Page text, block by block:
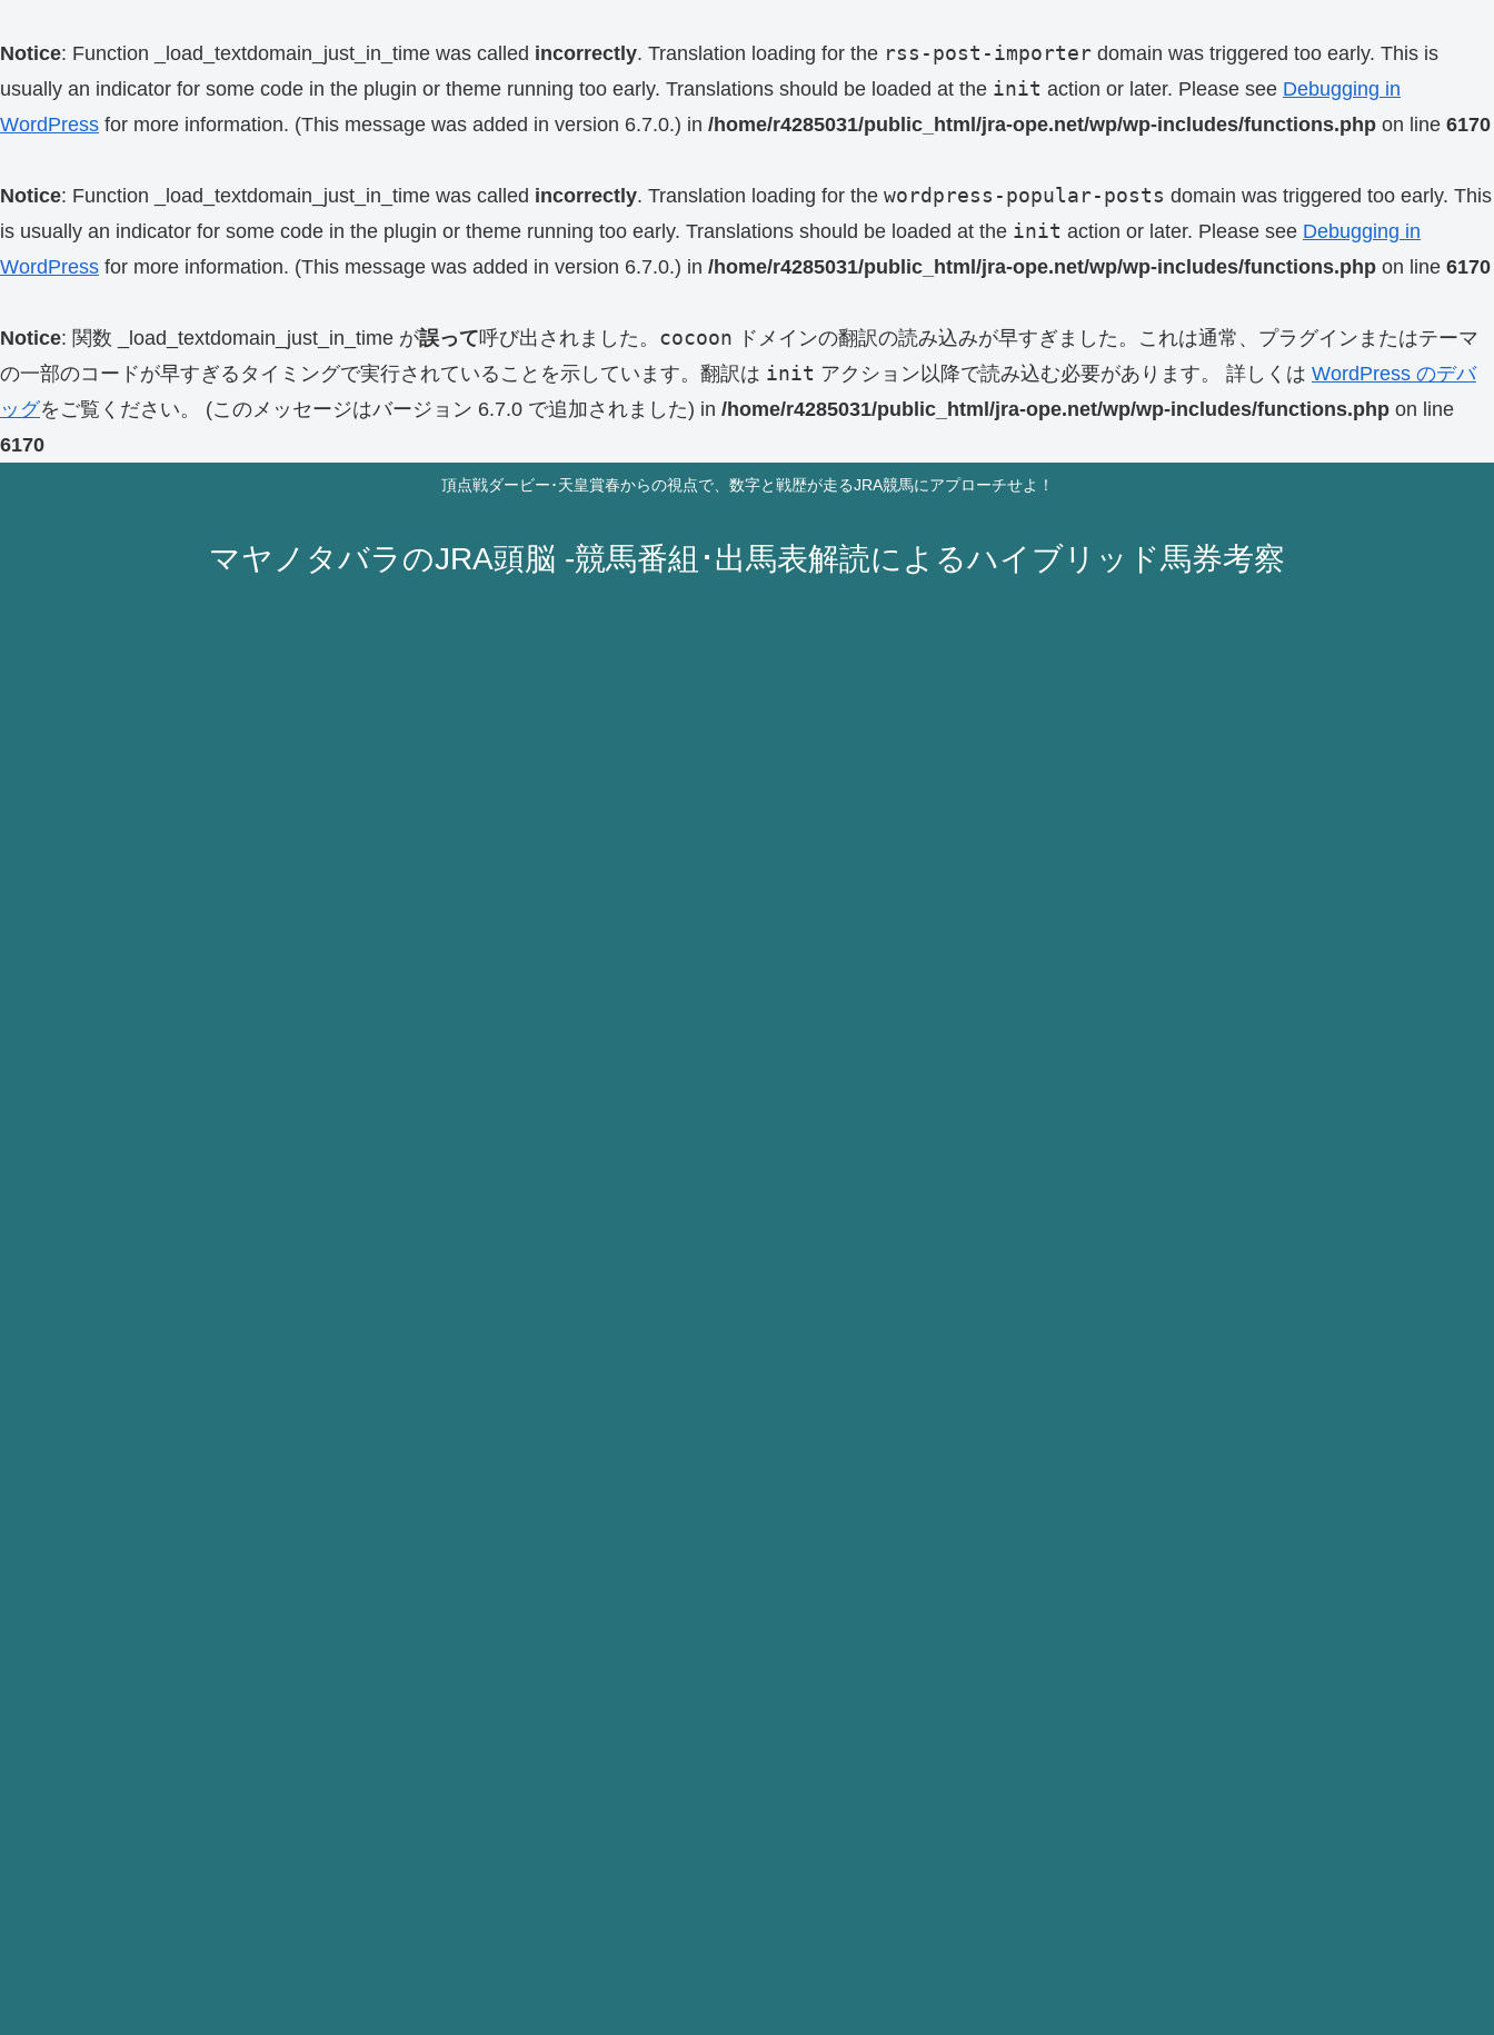
Notice: Function _load_textdomain_just_in_time was called incorrectly. Translation loading for the rss-post-importer domain was triggered too early. This is
usually an indicator for some code in the plugin or theme running too early. Translations should be loaded at the init action or later. Please see Debugging in
WordPress for more information. (This message was added in version 6.7.0.) in /home/r4285031/public_html/jra-ope.net/wp/wp-includes/functions.php on line 6170
Notice: Function _load_textdomain_just_in_time was called incorrectly. Translation loading for the wordpress-popular-posts domain was triggered too early. This
is usually an indicator for some code in the plugin or theme running too early. Translations should be loaded at the init action or later. Please see Debugging in
WordPress for more information. (This message was added in version 6.7.0.) in /home/r4285031/public_html/jra-ope.net/wp/wp-includes/functions.php on line 6170
Notice: 関数 _load_textdomain_just_in_time が誤って呼び出されました。 cocoon ドメインの翻訳の読み込みが早すぎました。これは通常、プラグインまたはテーマ
の一部のコードが早すぎるタイミングで実行されていることを示しています。翻訳は init アクション以降で読み込む必要があります。 詳しくは WordPress のデバ
ッグをご覧ください。 (このメッセージはバージョン 6.7.0 で追加されました) in /home/r4285031/public_html/jra-ope.net/wp/wp-includes/functions.php on line
6170
頂点戦ダービー･天皇賞春からの視点で、数字と戦歴が走るJRA競馬にアプローチせよ！
マヤノタバラのJRA頭脳 -競馬番組･出馬表解読によるハイブリッド馬券考察